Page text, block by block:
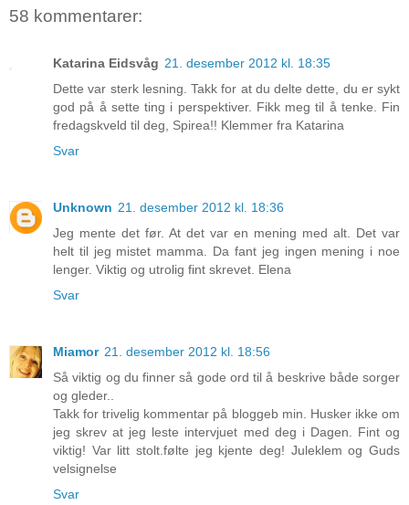
58 kommentarer:
Katarina Eidsvåg 21. desember 2012 kl. 18:35
Dette var sterk lesning. Takk for at du delte dette, du er sykt
god på å sette ting i perspektiver. Fikk meg til å tenke. Fin
fredagskveld til deg, Spirea!! Klemmer fra Katarina
Svar
Unknown 21. desember 2012 kl. 18:36
Jeg mente det før. At det var en mening med alt. Det var
helt til jeg mistet mamma. Da fant jeg ingen mening i noe
lenger. Viktig og utrolig fint skrevet. Elena
Svar
Miamor 21. desember 2012 kl. 18:56
Så viktig og du finner så gode ord til å beskrive både sorger
og gleder..
Takk for trivelig kommentar på bloggeb min. Husker ikke om
jeg skrev at jeg leste intervjuet med deg i Dagen. Fint og
viktig! Var litt stolt.følte jeg kjente deg! Juleklem og Guds
velsignelse
Svar